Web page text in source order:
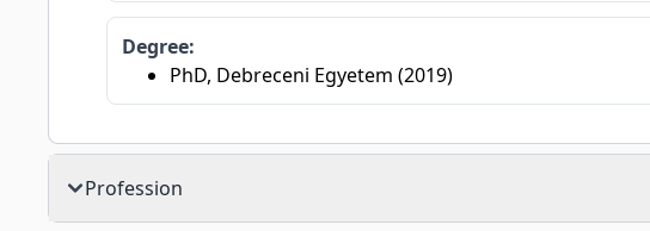
Degree:
PhD, Debreceni Egyetem (2019)
Profession